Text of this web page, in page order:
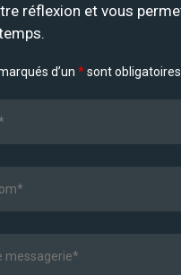
réflexion et vous
d’un *sont obligatoires